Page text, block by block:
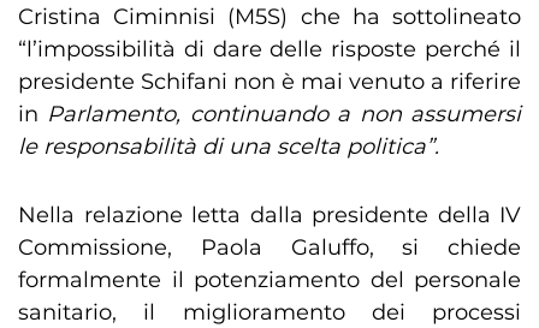
Cristina Ciminnisi (M5S) che ha sottolineato
“l’impossibilità di dare delle risposte perché il
presidente Schifani non è mai venuto a riferire
in Parlamento, continuando a non assumersi
le responsabilità di una scelta politica”.
Nella relazione letta dalla presidente della IV
Commissione, Paola Galuffo, si chiede
formalmente il potenziamento del personale
sanitario, il miglioramento dei processi